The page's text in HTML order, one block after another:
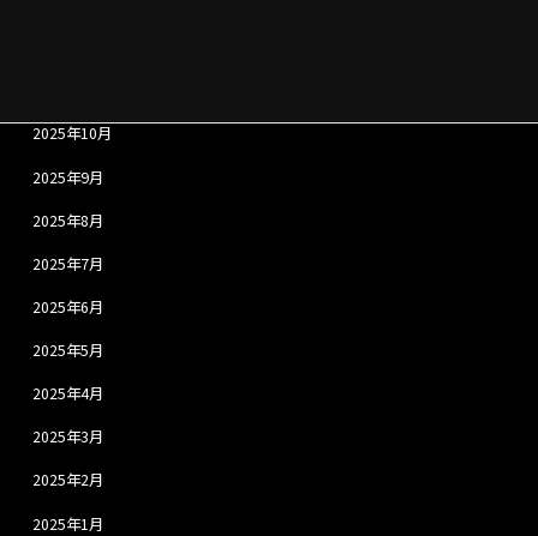
2025年10月
2025年9月
2025年8月
2025年7月
2025年6月
2025年5月
2025年4月
2025年3月
2025年2月
2025年1月